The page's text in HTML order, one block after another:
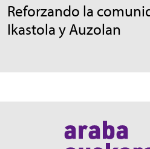
Reforzando la
Ikastola y Auzolan